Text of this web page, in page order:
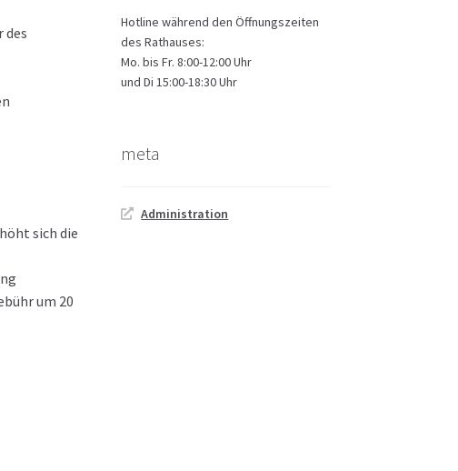
sich die
um 20
Hotline während den Öffnungszeiten
des Rathauses:
Mo. bis Fr. 8:00-12:00 Uhr
und Di 15:00-18:30 Uhr
meta
Administration